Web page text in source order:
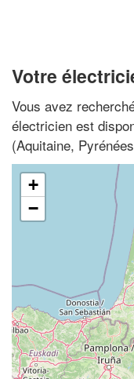
Votre
Vous avez
électricien est
(Aquitaine,
+
−